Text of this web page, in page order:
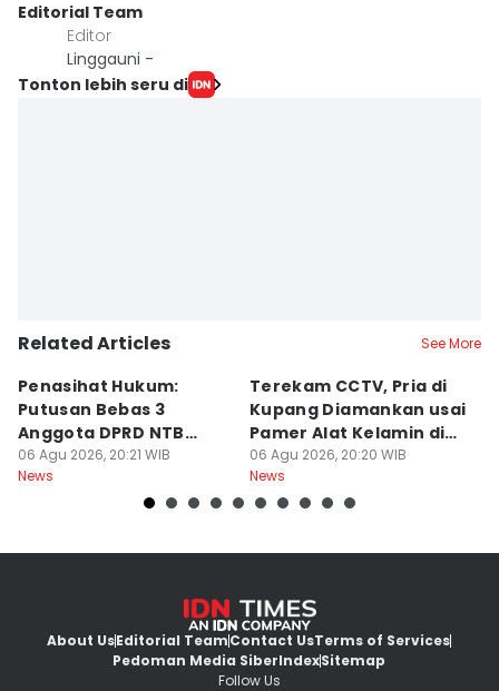
Editorial Team
Editor
Linggauni -
Tonton lebih seru di
Related Articles See More
Penasihat Hukum:
Putusan Bebas 3
Anggota DPRD NTB
Bersifat Final
06 Agu 2026, 20:21 WIB
News
Terekam CCTV, Pria di
Kupang Diamankan usai
Pamer Alat Kelamin di
Kios
06 Agu 2026, 20:20 WIB
News
About UsEditorial TeamContact UsTerms of Services
Pedoman Media SiberIndexSitemap
Follow Us